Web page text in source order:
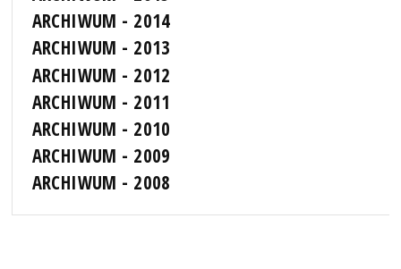
ARCHIWUM - 2014
ARCHIWUM - 2013
ARCHIWUM - 2012
ARCHIWUM - 2011
ARCHIWUM - 2010
ARCHIWUM - 2009
ARCHIWUM - 2008